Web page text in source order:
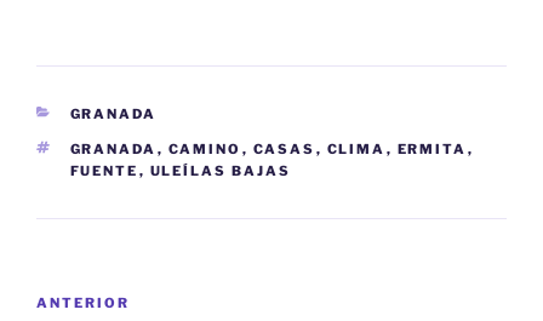
CATEGORÍAS
GRANADA
ETIQUETAS
GRANADA , CAMINO , CASAS , CLIMA , ERMITA ,
FUENTE , ULEÍLAS BAJAS
Entrada
ANTERIOR